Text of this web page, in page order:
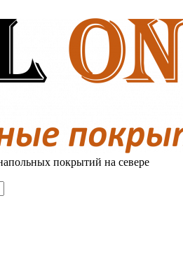
покрытий на севере